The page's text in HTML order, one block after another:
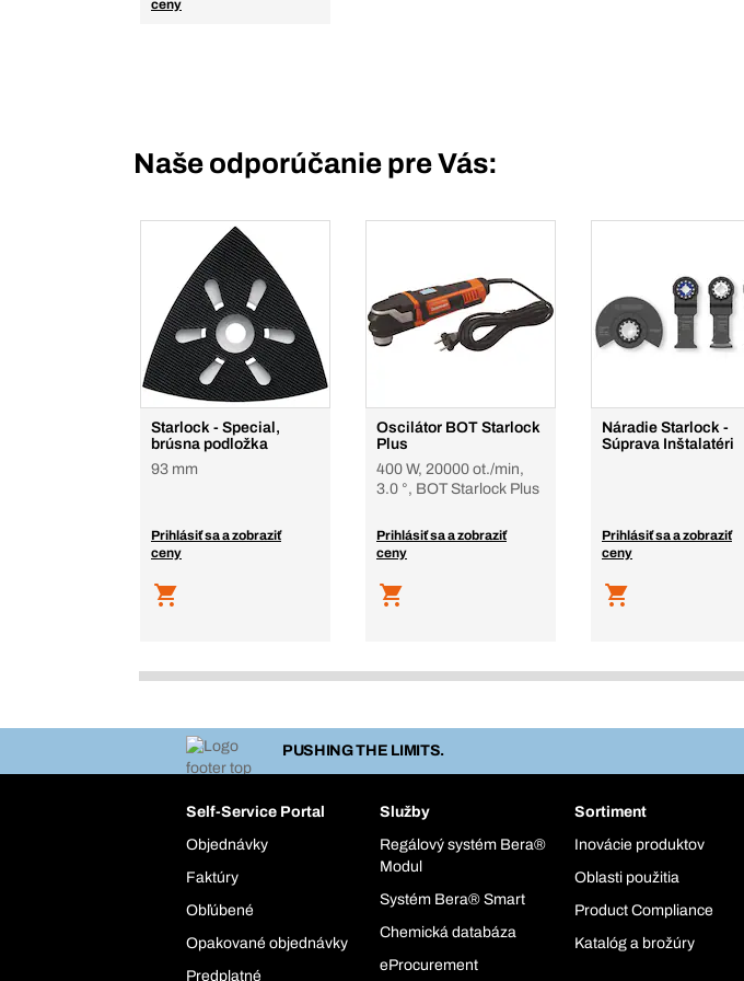
ceny
Naše odporúčanie pre Vás:
Starlock - Special,
brúsna podložka
93 mm
Prihlásiť sa a zobraziť
ceny
Oscilátor BOT Starlock
Plus
400 W, 20000 ot./min,
3.0 °, BOT Starlock Plus
Prihlásiť sa a zobraziť
ceny
Náradie Starlock -
Súprava Inštalatéri
Prihlásiť sa a zobraziť
ceny
PUSHING THE LIMITS.
Self-Service Portal
Objednávky
Faktúry
Obľúbené
Opakované objednávky
Predplatné
Služby
Regálový systém Bera®
Modul
Systém Bera® Smart
Chemická databáza
eProcurement
Sortiment
Inovácie produktov
Oblasti použitia
Product Compliance
Katalóg a brožúry